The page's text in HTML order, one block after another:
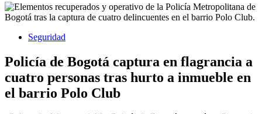
Seguridad
Policía de Bogotá captura en flagrancia a
cuatro personas tras hurto a inmueble en
el barrio Polo Club